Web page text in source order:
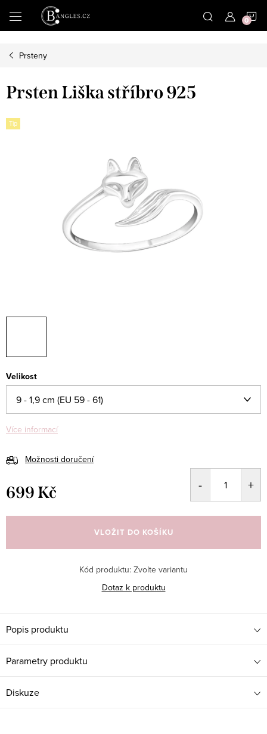
Přejít
na
Prsteny
Prsten Liška stříbro 925
Tip
Velikost
Více informací
Možnosti doručení
699 Kč
cena:
VLOŽIT DO KOŠÍKU
Kód produktu: Zvolte variantu
Dotaz k produktu
Popis produktu
Parametry produktu
Diskuze